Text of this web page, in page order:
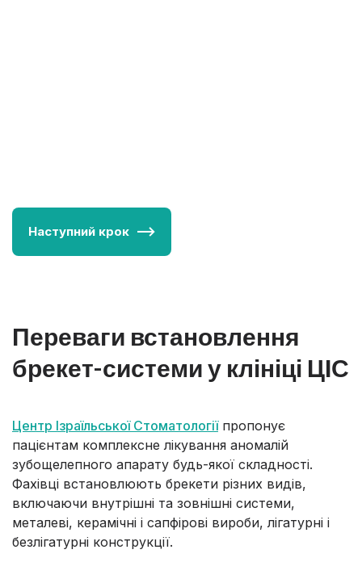
Наступний крок
Переваги встановлення
брекет-системи у клініці ЦІС
Центр Ізраїльської Стоматологіїпропонує
пацієнтам комплексне лікування аномалій
зубощелепного апарату будь-якої складності.
Фахівці встановлюють брекети різних видів,
включаючи внутрішні та зовнішні системи,
металеві, керамічні і сапфірові вироби, лігатурні і
безлігатурні конструкції.